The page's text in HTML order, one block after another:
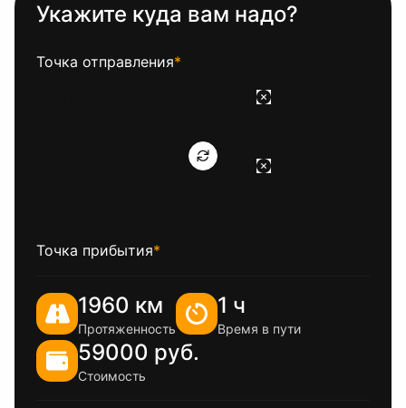
Укажите куда вам надо?
Точка отправления*
Точка прибытия*
1960 км
Протяженность
1 ч
Время в пути
59000 руб.
Стоимость